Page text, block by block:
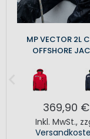
MP VECTOR 2L
OFFSHORE
369,90 €
Inkl. MwSt.,